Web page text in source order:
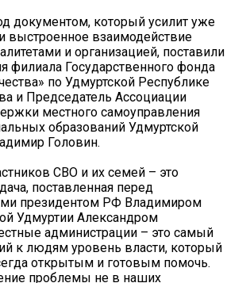
документом, который усилит уже
выстроенное взаимодействие
и организацией, поставили
филиала Государственного фонда
по Удмуртской Республике
и Председатель Ассоциации
местного самоуправления
образований Удмуртской
Головин.
СВО и их семей – это
поставленная перед
президентом РФ Владимиром
Удмуртии Александром
администрации – это самый
к людям уровень власти, который
открытым и готовым помочь.
проблемы не в наших